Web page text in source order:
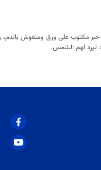
مكتوب على ورق ومنقوش بالدم،
ليرد لهم الشمس.